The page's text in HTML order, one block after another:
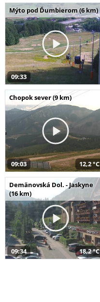
Mýto pod Ďumbierom (6 km)
09:33
Chopok sever (9 km)
09:03 12,2 °C
Demänovská Dol. - Jaskyne
(16 km)
09:34 18,2 °C